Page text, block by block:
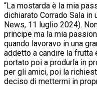
“La mostarda è la mia
dichiarato Corrado Sala in
News, 11 luglio 2024).
principe ma la mia
quando lavoravo in una
addetto a candire la frutta
portato poi a produrla in
per gli amici, poi la
deciso di mettermi in